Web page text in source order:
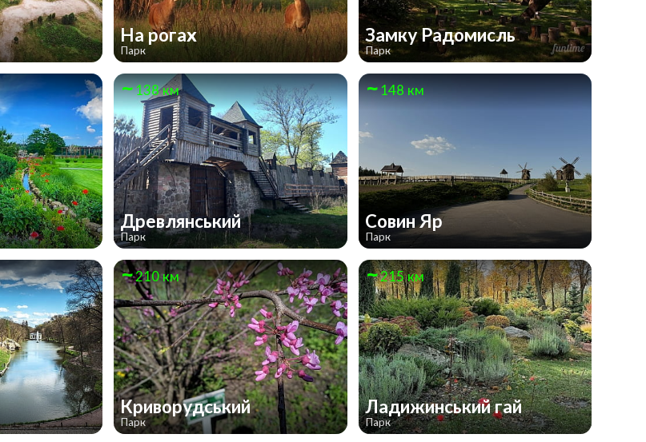
На рогах
Парк
Замку Радомисль
Парк
138 км
Древлянський
Парк
148 км
Совин Яр
Парк
210 км
Криворудський
Парк
215 км
Ладижинський гай
Парк